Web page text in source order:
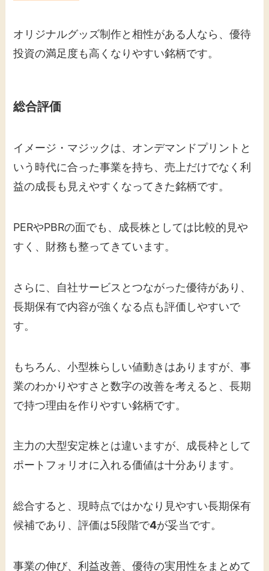
オリジナルグッズ制作と相性がある人なら、優待
投資の満足度も高くなりやすい銘柄です。
総合評価
イメージ・マジックは、オンデマンドプリントと
いう時代に合った事業を持ち、売上だけでなく利
益の成長も見えやすくなってきた銘柄です。
PERやPBRの面でも、成長株としては比較的見や
すく、財務も整ってきています。
さらに、自社サービスとつながった優待があり、
長期保有で内容が強くなる点も評価しやすいで
す。
もちろん、小型株らしい値動きはありますが、事
業のわかりやすさと数字の改善を考えると、長期
で持つ理由を作りやすい銘柄です。
主力の大型安定株とは違いますが、成長枠として
ポートフォリオに入れる価値は十分あります。
総合すると、現時点ではかなり見やすい長期保有
候補であり、評価は5段階で4が妥当です。
事業の伸び、利益改善、優待の実用性をまとめて